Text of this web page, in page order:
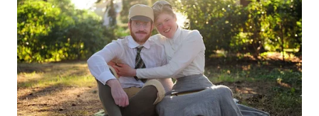
WN
SIMALUNGUN
WN
LABUHANBATU